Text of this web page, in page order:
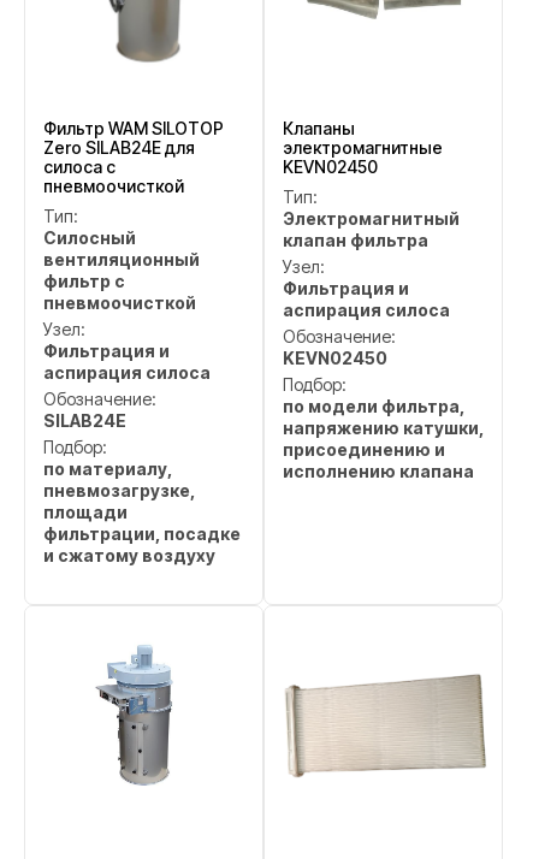
Фильтр WAM SILOTOP
Zero SILAB24E для
силоса с
пневмоочисткой
Тип:
Силосный
вентиляционный
фильтр с
пневмоочисткой
Узел:
Фильтрация и
аспирация силоса
Обозначение:
SILAB24E
Подбор:
по материалу,
пневмозагрузке,
площади
фильтрации, посадке
и сжатому воздуху
Клапаны
электромагнитные
KEVN02450
Тип:
Электромагнитный
клапан фильтра
Узел:
Фильтрация и
аспирация силоса
Обозначение:
KEVN02450
Подбор:
по модели фильтра,
напряжению катушки,
присоединению и
исполнению клапана